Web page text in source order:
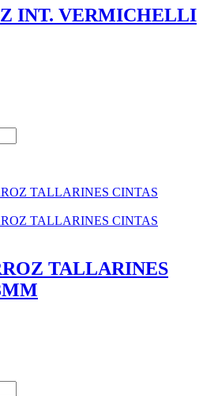
INT. VERMICHELLI
TALLARINES